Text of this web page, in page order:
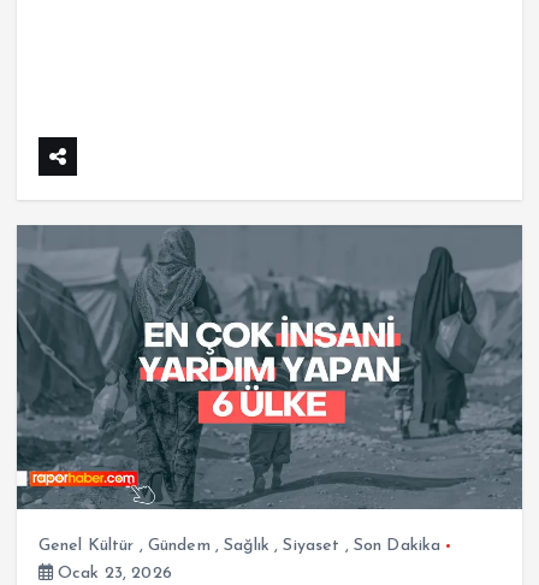
Genel Kültür , Gündem ,Sağlık ,Siyaset , Son Dakika
Ocak 23, 2026